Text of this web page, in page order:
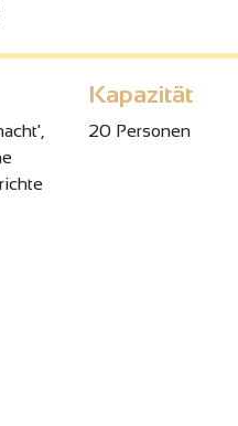
Kapazität
20 Personen